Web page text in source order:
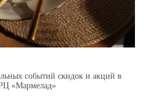
событий скидок и акций в
«Мармелад»